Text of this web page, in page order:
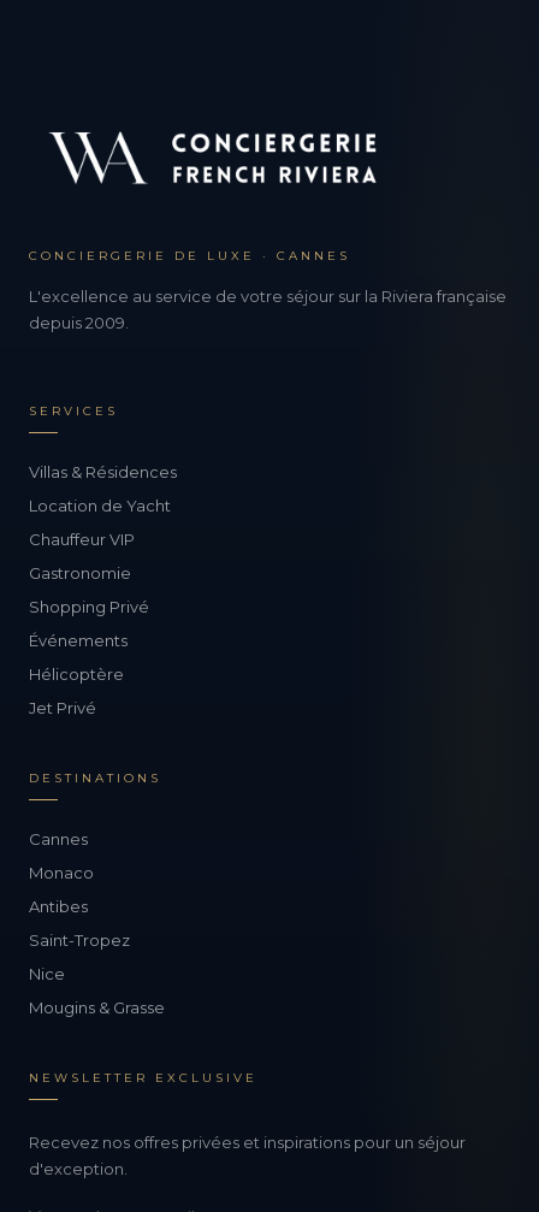
CONCIERGERIE DE LUXE · CANNES
L'excellence au service de votre séjour sur la Riviera française
depuis 2009.
SERVICES
Villas & Résidences
Location de Yacht
Chauffeur VIP
Gastronomie
Shopping Privé
Événements
Hélicoptère
Jet Privé
DESTINATIONS
Cannes
Monaco
Antibes
Saint-Tropez
Nice
Mougins & Grasse
NEWSLETTER EXCLUSIVE
Recevez nos offres privées et inspirations pour un séjour
d'exception.